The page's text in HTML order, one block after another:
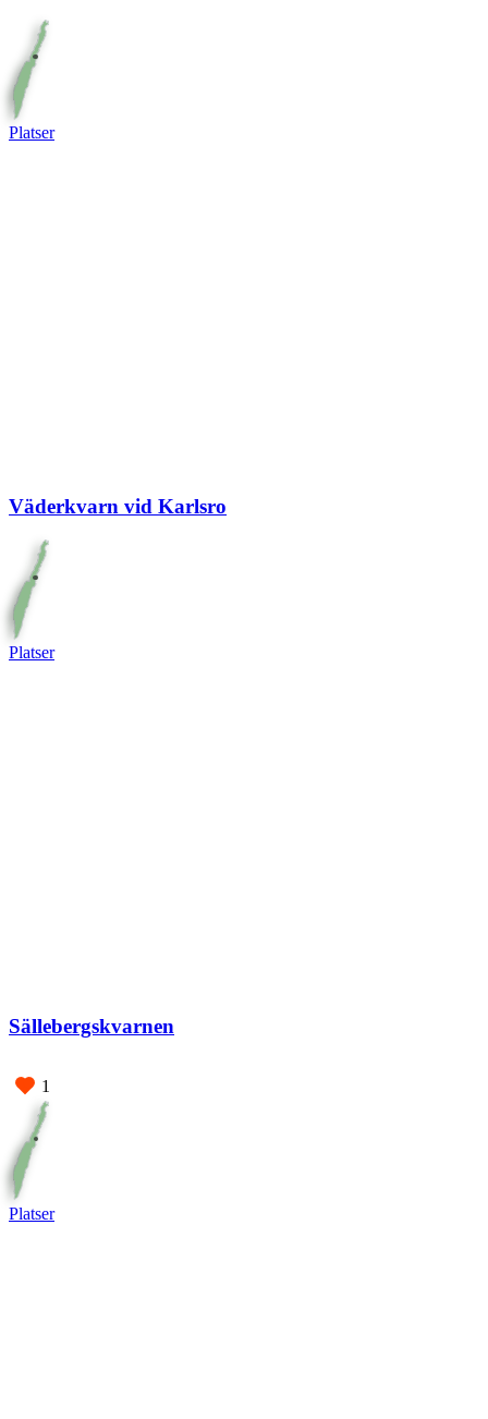
Platser
Väderkvarn vid Karlsro
Platser
Sällebergskvarnen
1
Platser